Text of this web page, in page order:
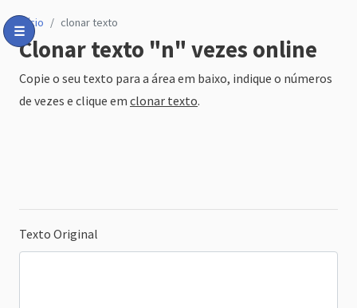
☰
Toggle Menu
início clonar texto
Clonar texto "n" vezes online
Copie o seu texto para a área em baixo, indique o números
de vezes e clique em clonar texto.
Texto Original